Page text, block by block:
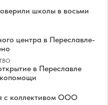
школы в восьми
центра в Переславле-
в Переславле
с коллективом ООО